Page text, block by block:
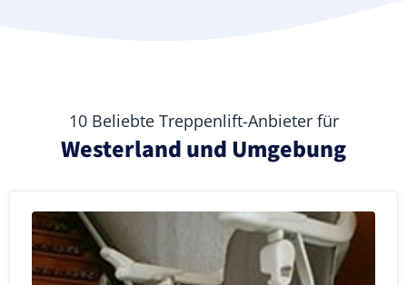
10 Beliebte Treppenlift-Anbieter für
Westerland und Umgebung